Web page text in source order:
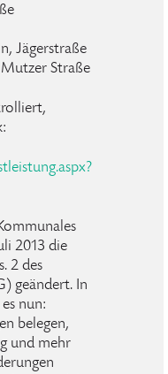
Jägerstraße
Straße
2013 die
2 des
geändert. In
nun:
belegen,
und mehr